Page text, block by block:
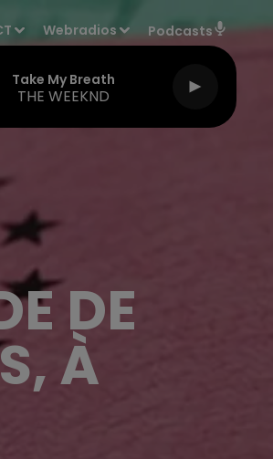
Webradios Podcasts
Take My Breath
THE WEEKND
DE
À